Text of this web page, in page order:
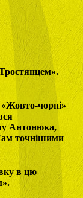
чорні»
Антонюка,
точнішими
в цю